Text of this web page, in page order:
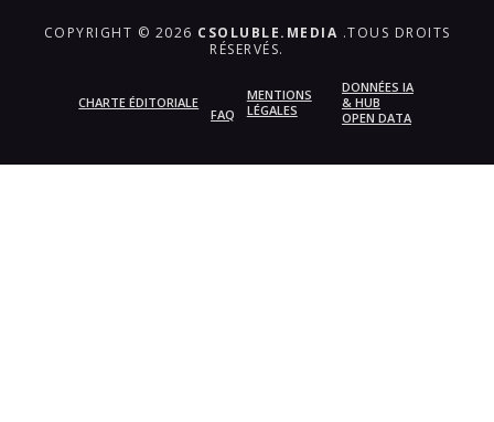
COPYRIGHT © 2026 CSOLUBLE.MEDIA .TOUS DROITS
RÉSERVÉS.
CHARTE ÉDITORIALE
FAQ
MENTIONS
LÉGALES
DONNÉES IA
& HUB
OPEN DATA